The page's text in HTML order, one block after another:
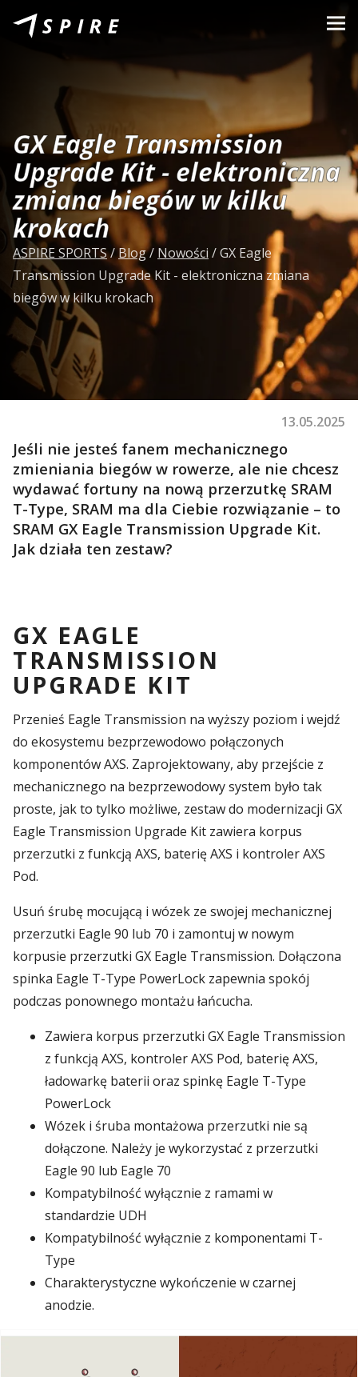
Marki
B2B Portal
Kariera
Blog
Kontakt
CZ
GX Eagle Transmission
Upgrade Kit - elektroniczna
zmiana biegów w kilku
krokach
ASPIRE SPORTS/ Blog/ Nowości /GX Eagle
Transmission Upgrade Kit - elektroniczna zmiana
biegów w kilku krokach
13.05.2025
Jeśli nie jesteś fanem mechanicznego
zmieniania biegów w rowerze, ale nie chcesz
wydawać fortuny na nową przerzutkę SRAM
T-Type, SRAM ma dla Ciebie rozwiązanie – to
SRAM GX Eagle Transmission Upgrade Kit.
Jak działa ten zestaw?
GX EAGLE
TRANSMISSION
UPGRADE KIT
Przenieś Eagle Transmission na wyższy poziom i wejdź
do ekosystemu bezprzewodowo połączonych
komponentów AXS. Zaprojektowany, aby przejście z
mechanicznego na bezprzewodowy system było tak
proste, jak to tylko możliwe, zestaw do modernizacji GX
Eagle Transmission Upgrade Kit zawiera korpus
przerzutki z funkcją AXS, baterię AXS i kontroler AXS
Pod.
Usuń śrubę mocującą i wózek ze swojej mechanicznej
przerzutki Eagle 90 lub 70 i zamontuj w nowym
korpusie przerzutki GX Eagle Transmission. Dołączona
spinka Eagle T-Type PowerLock zapewnia spokój
podczas ponownego montażu łańcucha.
Zawiera korpus przerzutki GX Eagle Transmission
z funkcją AXS, kontroler AXS Pod, baterię AXS,
ładowarkę baterii oraz spinkę Eagle T-Type
PowerLock
Wózek i śruba montażowa przerzutki nie są
dołączone. Należy je wykorzystać z przerzutki
Eagle 90 lub Eagle 70
Kompatybilność wyłącznie z ramami w
standardzie UDH
Kompatybilność wyłącznie z komponentami T-
Type
Charakterystyczne wykończenie w czarnej
anodzie.